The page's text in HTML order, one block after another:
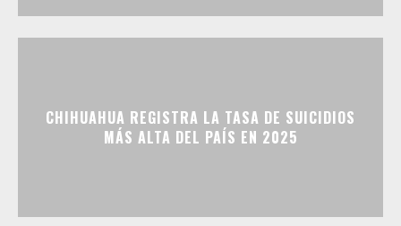
CHIHUAHUA REGISTRA LA TASA DE SUICIDIOS
MÁS ALTA DEL PAÍS EN 2025